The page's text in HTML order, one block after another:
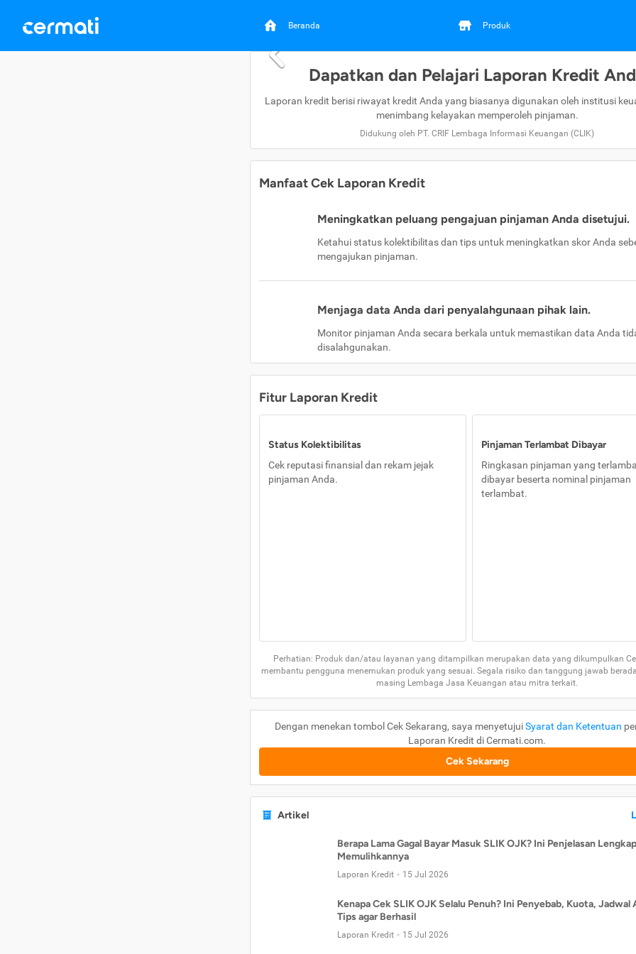
Beranda Produk
Dapatkan dan Pelajari Laporan Kredit
Laporan kredit berisi riwayat kredit Anda yang biasanya digunakan oleh institusi
menimbang kelayakan memperoleh pinjaman.
Didukung oleh PT. CRIF Lembaga Informasi Keuangan (CLIK)
Manfaat Cek Laporan Kredit
Meningkatkan peluang pengajuan pinjaman Anda disetujui.
Ketahui status kolektibilitas dan tips untuk meningkatkan skor Anda
mengajukan pinjaman.
Menjaga data Anda dari penyalahgunaan pihak lain.
Monitor pinjaman Anda secara berkala untuk memastikan data Anda
disalahgunakan.
Fitur Laporan Kredit
Status Kolektibilitas
Cek reputasi finansial dan rekam jejak
pinjaman Anda.
Pinjaman Terlambat Dibayar
Ringkasan pinjaman yang
dibayar beserta nominal pinjaman
terlambat.
Perhatian: Produk dan/atau layanan yang ditampilkan merupakan data yang dikumpulkan
membantu pengguna menemukan produk yang sesuai. Segala risiko dan tanggung jawab
masing Lembaga Jasa Keuangan atau mitra terkait.
Dengan menekan tombol Cek Sekarang, saya menyetujuiSyarat dan Ketentuan
Laporan Kredit di Cermati.com.
Cek Sekarang
Artikel
Berapa Lama Gagal Bayar Masuk SLIK OJK? Ini Penjelasan
Memulihkannya
Laporan Kredit 15 Jul 2026
Kenapa Cek SLIK OJK Selalu Penuh? Ini Penyebab, Kuota, Jadwal
Tips agar Berhasil
Laporan Kredit 15 Jul 2026